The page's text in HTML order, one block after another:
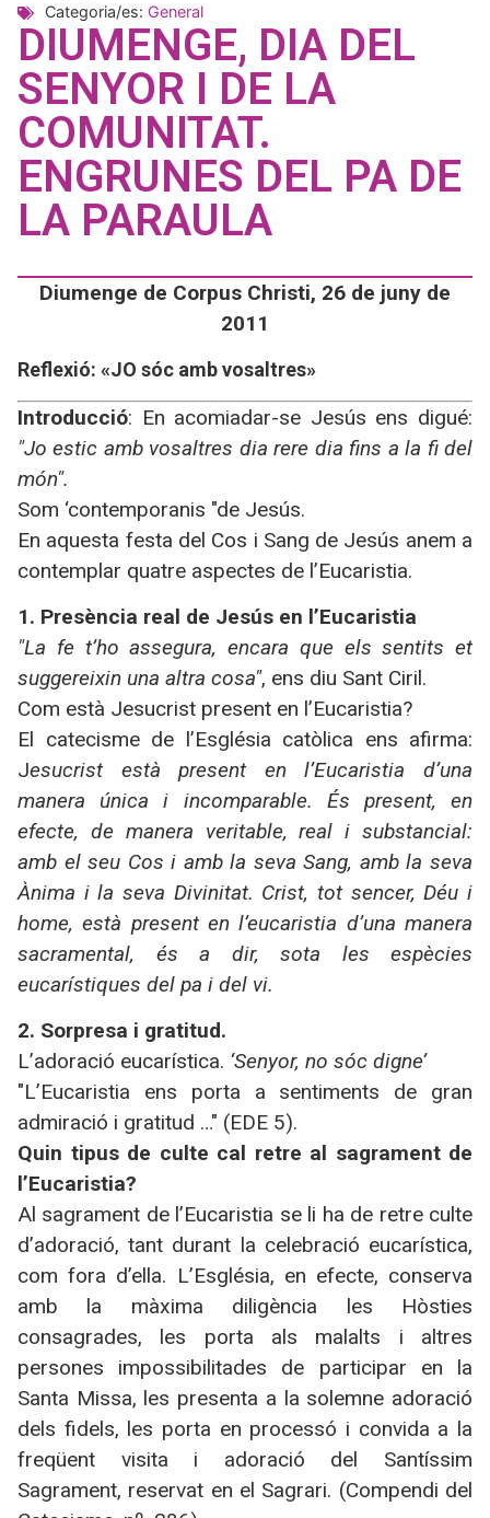
Categoria/es: General
DIUMENGE, DIA DEL
SENYOR I DE LA
COMUNITAT.
ENGRUNES DEL PA DE
LA PARAULA
Diumenge de Corpus Christi, 26 de juny de
2011
Reflexió: «JO sóc amb vosaltres»
Introducció: En acomiadar-se Jesús ens digué:
"Jo estic amb vosaltres dia rere dia fins a la fi del
món".
Som ‘contemporanis "de Jesús.
En aquesta festa del Cos i Sang de Jesús anem a
contemplar quatre aspectes de l’Eucaristia.
1. Presència real de Jesús en l’Eucaristia
"La fe t’ho assegura, encara que els sentits et
suggereixin una altra cosa", ens diu Sant Ciril.
Com està Jesucrist present en l’Eucaristia?
El catecisme de l’Església catòlica ens afirma:
Jesucrist està present en l’Eucaristia d’una
manera única i incomparable. És present, en
efecte, de manera veritable, real i substancial:
amb el seu Cos i amb la seva Sang, amb la seva
Ànima i la seva Divinitat. Crist, tot sencer, Déu i
home, està present en l’eucaristia d’una manera
sacramental, és a dir, sota les espècies
eucarístiques del pa i del vi.
2. Sorpresa i gratitud.
L’adoració eucarística. ‘Senyor, no sóc digne’
"L’Eucaristia ens porta a sentiments de gran
admiració i gratitud …" (EDE 5).
Quin tipus de culte cal retre al sagrament de
l’Eucaristia?
Al sagrament de l’Eucaristia se li ha de retre culte
d’adoració, tant durant la celebració eucarística,
com fora d’ella. L’Església, en efecte, conserva
amb la màxima diligència les Hòsties
consagrades, les porta als malalts i altres
persones impossibilitades de participar en la
Santa Missa, les presenta a la solemne adoració
dels fidels, les porta en processó i convida a la
freqüent visita i adoració del Santíssim
Sagrament, reservat en el Sagrari. (Compendi del